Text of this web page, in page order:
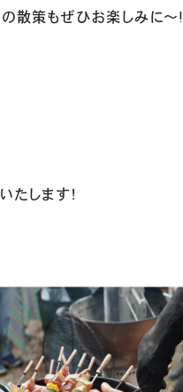
散策もぜひお楽しみに～!
たします！